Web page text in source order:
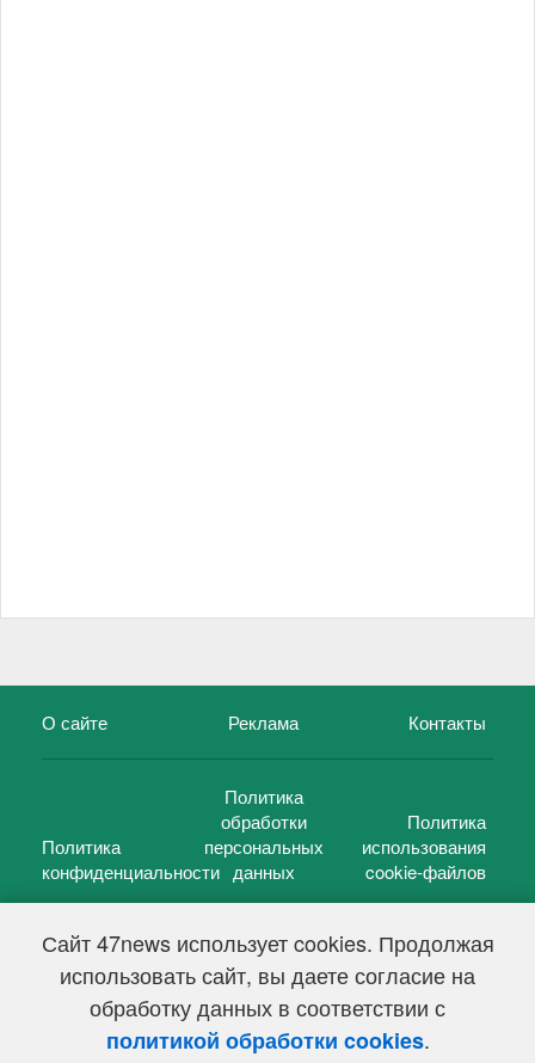
Сайт 47news использует cookies. Продолжая
использовать сайт, вы даете согласие на
обработку данных в соответствии с
политикой обработки cookies.
О сайте Реклама Контакты
Политика
конфиденциальности
Политика
обработки
персональных
данных
Политика
использования
cookie-файлов
47 новостей (47 news)2005 — 2026 г.
Свидетельство о регистрации СМИ Эл № ФС 77-39848, выдано
Федеральной службой по надзору в сфере связи,
информационных технологий и массовых коммуникаций